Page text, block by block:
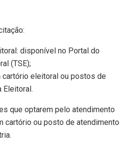
disponível no Portal do
(TSE);
cartório eleitoral ou postos de
Eleitoral.
que optarem pelo atendimento
cartório ou posto de atendimento